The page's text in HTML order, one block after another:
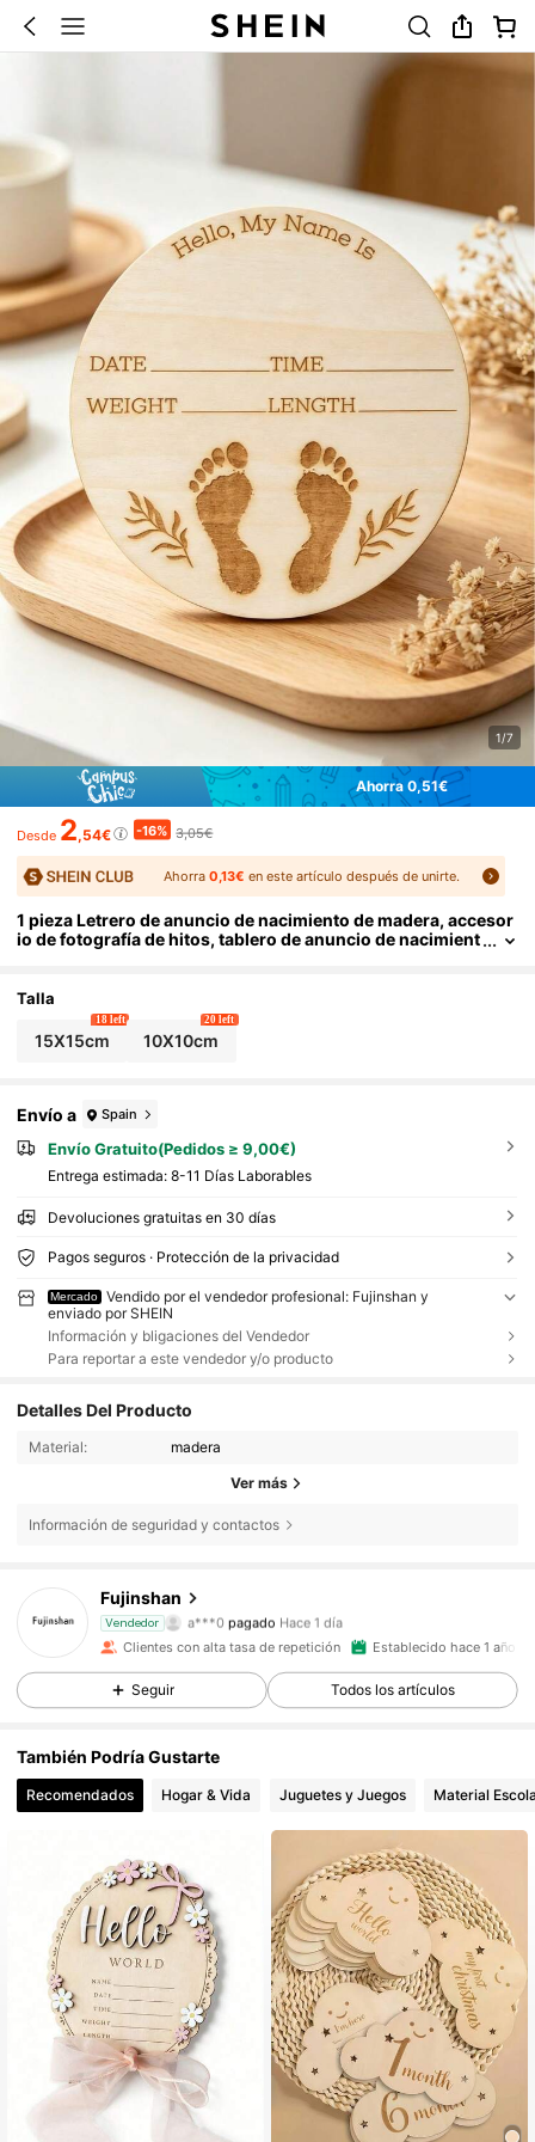
1/7
Ahorra 0,51€
Desde 2,54€ -16% 3,05€
Ahorra 0,13€ en este artículo después de unirte.
1 pieza Letrero de anuncio de nacimiento de madera, accesor
io de fotografía de hitos, tablero de anuncio de nacimient
Talla
15X15cm
18 left
10X10cm
20 left
Envío a Spain
Envío Gratuito(Pedidos ≥ 9,00€)
Entrega estimada: 8-11 Días Laborables
Devoluciones gratuitas en 30 días
Pagos seguros · Protección de la privacidad
Mercado
Vendido por el vendedor profesional: Fujinshan y
enviado por SHEIN
Información y bligaciones del Vendedor
Para reportar a este vendedor y/o producto
Detalles Del Producto
Material: madera
Ver más
Información de seguridad y contactos
Fujinshan
Vendedor
4,93
a***0 pagado Hace 1 día
seguido hace Hace 1 día
4,93 517 Seguidores
4,93
517 Seguidores
4,93 517 Seguidores
4,93 517 Seguidores
4,93 517 Seguidores
Clientes con alta tasa de repetición Establecido hace 1 año
Seguir Todos los artículos
También Podría Gustarte
Recomendados Hogar & Vida Juguetes y Juegos Material